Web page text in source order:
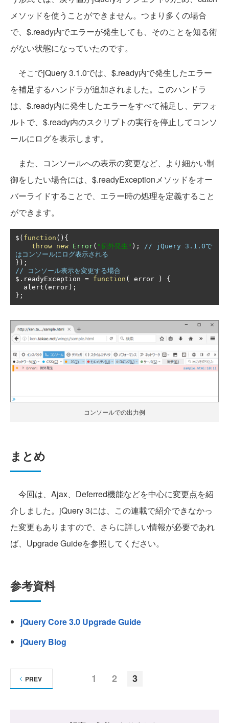
メソッドを使うことができません。つまり多くの場合
で、$.ready内でエラーが発生しても、そのことを知る術
がない状態になっていたのです。
そこでjQuery 3.1.0では、$.ready内で発生したエラー
を補足するハンドラが追加されました。このハンドラ
は、$.ready内に発生したエラーをすべて補足し、デフォ
ルトで、$.ready内のスクリプトの実行を停止してコンソ
ールにログを表示します。
また、コンソールへの表示の変更など、より細かい制
御をしたい場合には、$.readyExceptionメソッドをオー
バーライドすることで、エラー時の処理を定義すること
ができます。
$ ( function (){
throw new Error( "例外発生" );
// jQuery 3.1.0で
はコンソールにログ表示される
});
// コンソール表示を変更する場合
$ . readyException = function ( error )
{
  alert
( error );
};
コンソールでの出力例
まとめ
今回は、Ajax、Deferred機能などを中心に変更点を紹
介しました。jQuery 3には、この連載で紹介できなかっ
た変更もありますので、さらに詳しい情報が必要であれ
ば、Upgrade Guideを参照してください。
参考資料
jQuery Core 3.0 Upgrade Guide
jQuery Blog
1 2 3
PREV